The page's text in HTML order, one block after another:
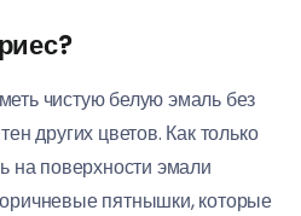
чистую белую эмаль без
других цветов. Как только
на поверхности эмали
пятнышки, которые